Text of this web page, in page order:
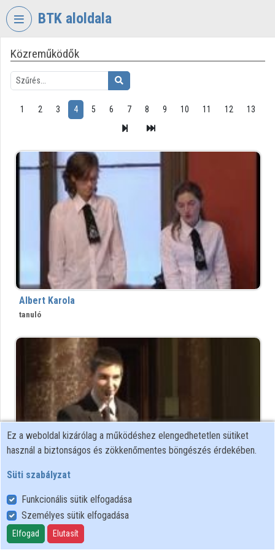
Fejléc kihagyása
BTK aloldala
VIDEOTORIUM
BÖLCSÉSZETTUDOMÁNYI
KUTATÓKÖZPONT
Bejelentkezés
Intézményi felfedezés
Kategóriák
Intézmények
Közreműködők
Közreműködők
1 2 3 4 5 6 7 8 9 10 11 12 13
Albert Karola
tanuló
Ez a weboldal kizárólag a működéshez elengedhetetlen sütiket
használ a biztonságos és zökkenőmentes böngészés érdekében.
Süti szabályzat
Funkcionális sütik elfogadása
Személyes sütik elfogadása
Elfogad Elutasít